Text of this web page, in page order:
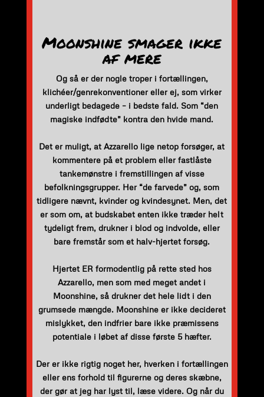
Moonshine smager ikke
af mere
Og så er der nogle troper i fortællingen,
klichéer/genrekonventioner eller ej, som virker
underligt bedagede – i bedste fald. Som “den
magiske indfødte” kontra den hvide mand.
Det er muligt, at Azzarello lige netop forsøger, at
kommentere på et problem eller fastlåste
tankemønstre i fremstillingen af visse
befolkningsgrupper. Her “de farvede” og, som
tidligere nævnt, kvinder og kvindesynet. Men, det
er som om, at budskabet enten ikke træder helt
tydeligt frem, drukner i blod og indvolde, eller
bare fremstår som et halv-hjertet forsøg.
Hjertet ER formodentlig på rette sted hos
Azzarello, men som med meget andet i
Moonshine, så drukner det hele lidt i den
grumsede mængde. Moonshine er ikke decideret
mislykket, den indfrier bare ikke præmissens
potentiale i løbet af disse første 5 hæfter.
Der er ikke rigtig noget her, hverken i fortællingen
eller ens forhold til figurerne og deres skæbne,
der gør at jeg har lyst til, læse videre. Og når du